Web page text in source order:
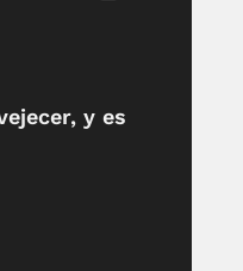
y es